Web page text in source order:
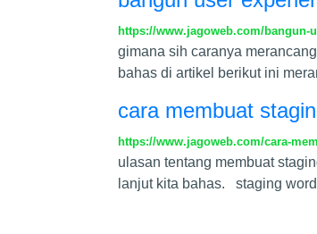
https://www.jagoweb.com/bangun-
gimana sih caranya
bahas di artikel berikut ini
cara membuat
https://www.jagoweb.com/cara-
ulasan tentang membuat
lanjut kita bahas. staging